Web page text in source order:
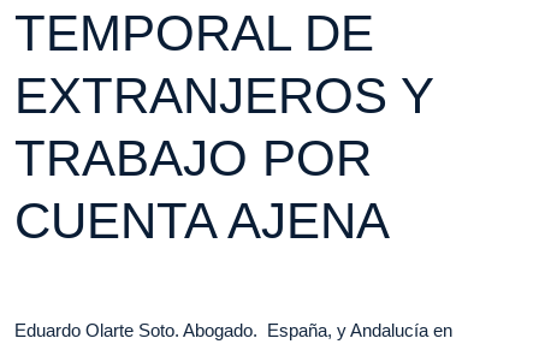
TEMPORAL DE
EXTRANJEROS Y
TRABAJO POR
CUENTA AJENA
Eduardo Olarte Soto. Abogado. España, y Andalucía en